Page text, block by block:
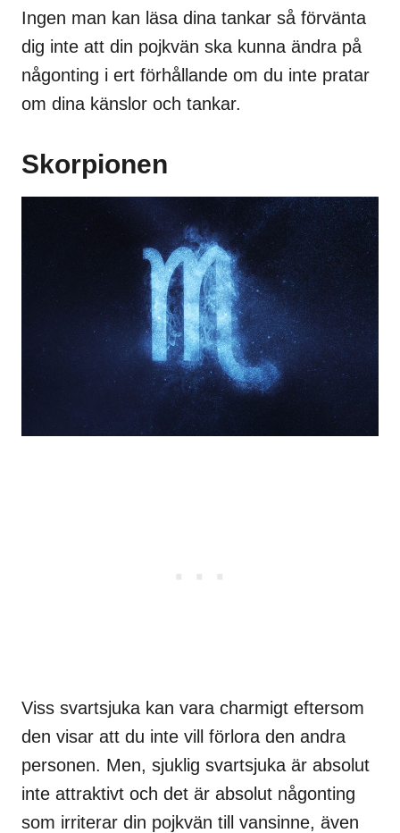
Ingen man kan läsa dina tankar så förvänta
dig inte att din pojkvän ska kunna ändra på
någonting i ert förhållande om du inte pratar
om dina känslor och tankar.
Skorpionen
Viss svartsjuka kan vara charmigt eftersom
den visar att du inte vill förlora den andra
personen. Men, sjuklig svartsjuka är absolut
inte attraktivt och det är absolut någonting
som irriterar din pojkvän till vansinne, även